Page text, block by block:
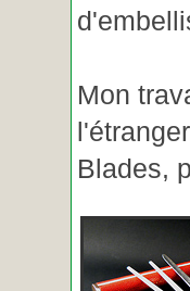
Mon
Blades,